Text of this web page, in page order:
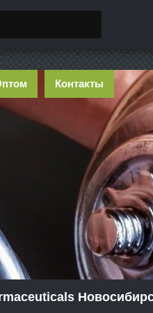
Контакты